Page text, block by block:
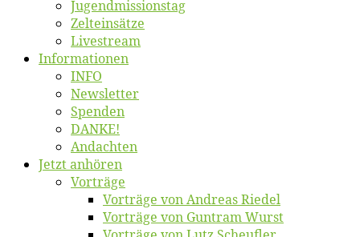
Jugend­mis­sions­tag
Zelt­ein­sät­ze
Live­stream
Informatio­nen
INFO
News­let­ter
Spen­den
DANKE!
An­dach­ten
Jetzt an­hö­ren
Vor­trä­ge
Vor­trä­ge von An­dre­as Riedel
Vor­trä­ge von Gun­tram Wurst